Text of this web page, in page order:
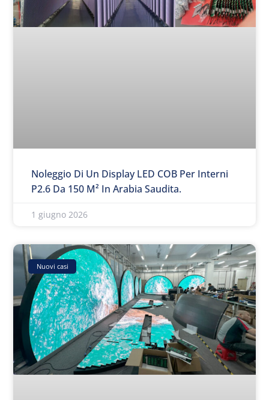
Noleggio Di Un Display LED COB Per Interni
P2.6 Da 150 M² In Arabia Saudita.
1 giugno 2026
Nuovi casi